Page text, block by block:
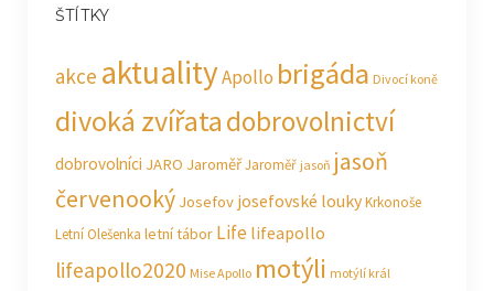
ŠTÍTKY
akce aktualityApollo brigáda Divocí koně
divoká zvířatadobrovolnictví
dobrovolníci JARO JaroměřJaroměř jasoň jasoň
červenooký Josefov josefovské loukyKrkonoše
Letní Olešenka letní tábor Life lifeapollo
lifeapollo2020 Mise Apollo motýli motýlí král